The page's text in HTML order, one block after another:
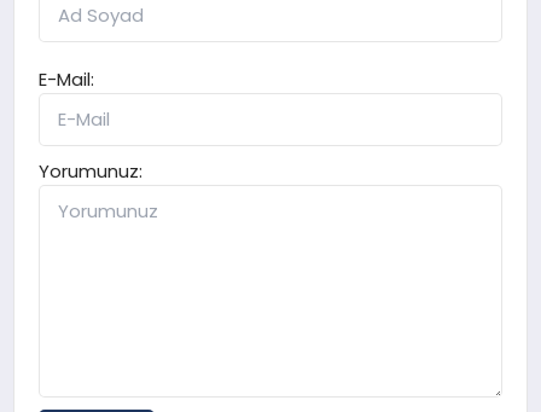
E-Mail:
Yorumunuz: